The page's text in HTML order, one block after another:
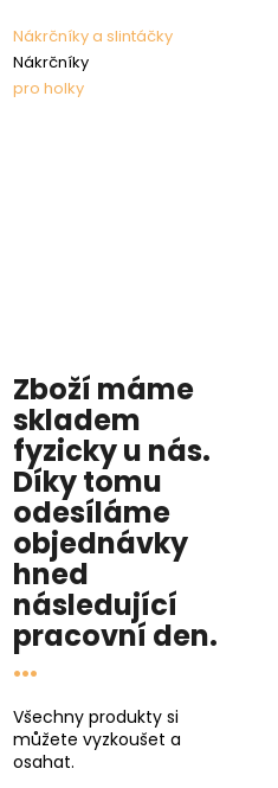
Nákrčníky a slintáčky
Nákrčníky
pro holky
Zboží máme
skladem
fyzicky u nás.
Díky tomu
odesíláme
objednávky
hned
následující
pracovní den.
...
Všechny produkty si
můžete vyzkoušet a
osahat.